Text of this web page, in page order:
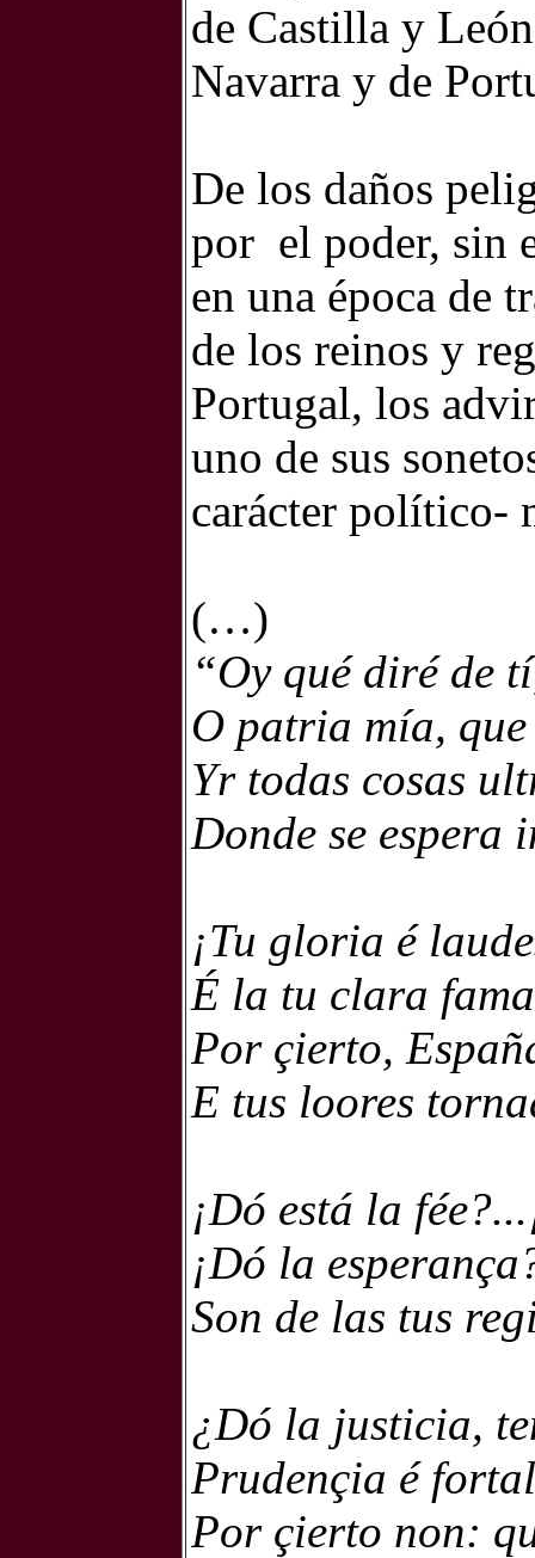
de Castilla y
Navarra y de
De los daños
por el poder, sin
en una época de
de los reinos y
Portugal, los
uno de sus
carácter político-
(…)
“Oy qué diré de
O patria mía,
Yr todas cosas
Donde se espera
¡Tu gloria é
É la tu clara
Por çierto,
E tus loores
¡Dó está la
¡Dó la
Son de las tus
¿Dó la justicia,
Prudençia é
Por çierto non: